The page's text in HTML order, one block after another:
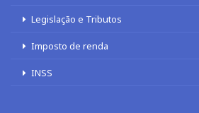
Legislação e Tributos
Imposto de renda
INSS